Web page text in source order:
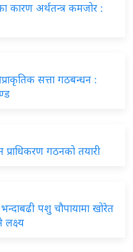
कारण अर्थतन्त्र कमजोर :
सत्ता गठबन्धन :
प्राधिकरण गठनको तयारी
भन्दाबढी पशु चौपायामा खोरेत
लक्ष्य